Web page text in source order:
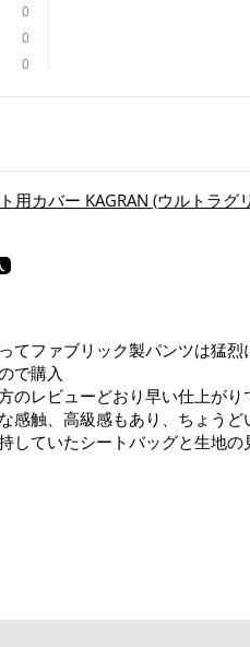
0
0
0
用カバー KAGRAN (ウルトラグ
てファブリック製パンツは猛
で購入
のレビューどおり早い仕上がり
感触、高級感もあり、ちょう
していたシートバッグと生地